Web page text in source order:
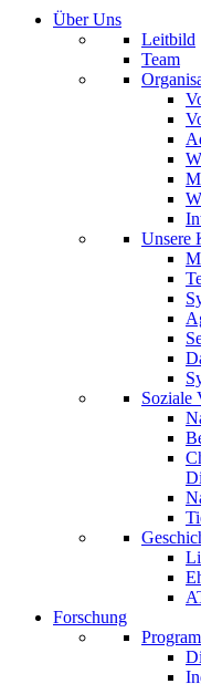
Über Uns
Leitbild
Team
Unsere
Soziale
Forschung